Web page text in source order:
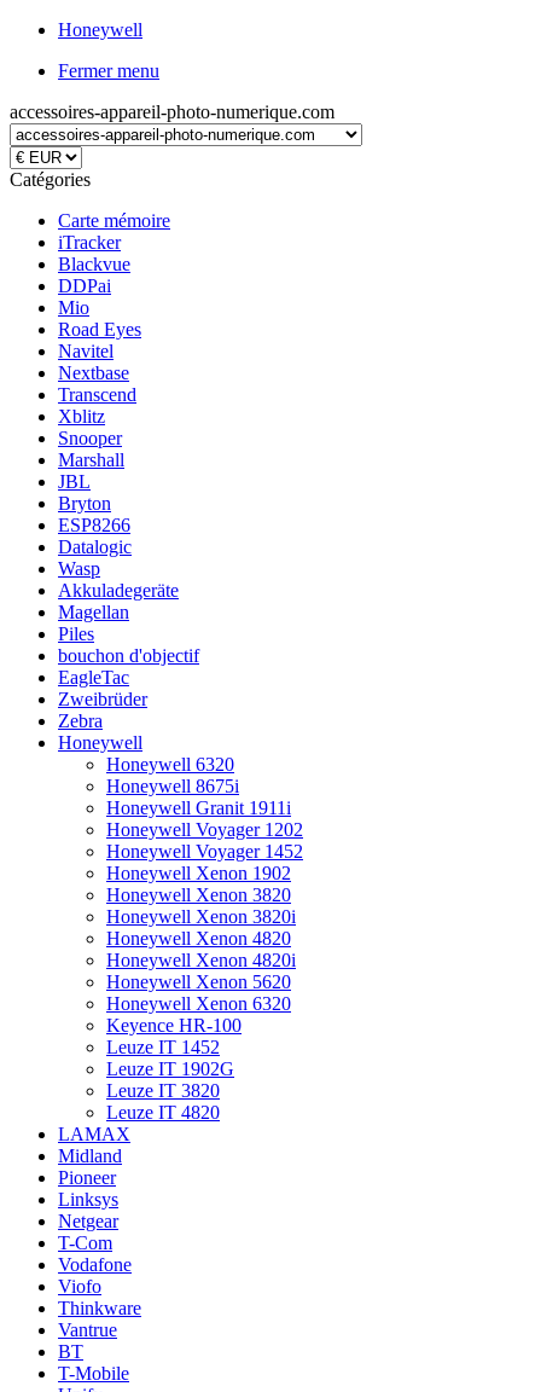
Honeywell
Fermer menu
accessoires-appareil-photo-numerique.com
Catégories
Carte mémoire
iTracker
Blackvue
DDPai
Mio
Road Eyes
Navitel
Nextbase
Transcend
Xblitz
Snooper
Marshall
JBL
Bryton
ESP8266
Datalogic
Wasp
Akkuladegeräte
Magellan
Piles
bouchon d'objectif
EagleTac
Zweibrüder
Zebra
Honeywell
Honeywell 6320
Honeywell 8675i
Honeywell Granit 1911i
Honeywell Voyager 1202
Honeywell Voyager 1452
Honeywell Xenon 1902
Honeywell Xenon 3820
Honeywell Xenon 3820i
Honeywell Xenon 4820
Honeywell Xenon 4820i
Honeywell Xenon 5620
Honeywell Xenon 6320
Keyence HR-100
Leuze IT 1452
Leuze IT 1902G
Leuze IT 3820
Leuze IT 4820
LAMAX
Midland
Pioneer
Linksys
Netgear
T-Com
Vodafone
Viofo
Thinkware
Vantrue
BT
T-Mobile